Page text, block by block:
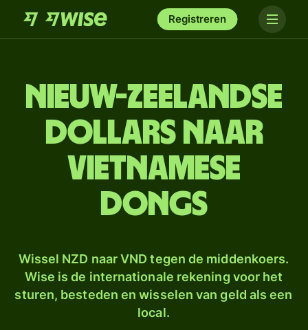
Registreren
Nieuw-Zeelandse
dollars naar
Vietnamese
dongs
Wissel NZD naar VND tegen de middenkoers.
Wise is de internationale rekening voor het
sturen, besteden en wisselen van geld als een
local.